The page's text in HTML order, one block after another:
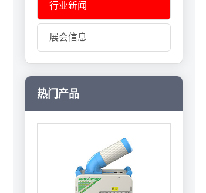
行业新闻
展会信息
热门产品